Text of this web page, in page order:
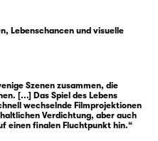
die Stimmen in
noch ganz andere
soll. Das Karussell
der rot ist „wie ein
es kaum für
Ruhe kommt, sind
dann flüstert
Lebenschancen und visuelle
Szenen zusammen, die
[...] Das Spiel des Lebens
wechselnde Filmprojektionen
Verdichtung, aber auch
einen finalen Fluchtpunkt hin.“